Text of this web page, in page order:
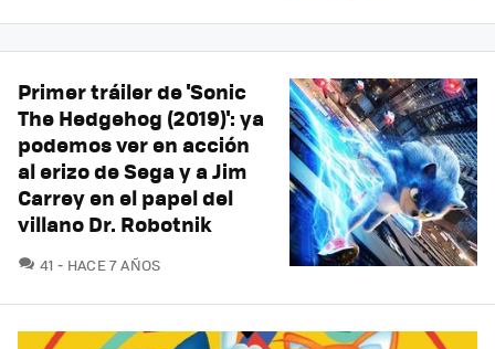
Primer tráiler de 'Sonic
The Hedgehog (2019)': ya
podemos ver en acción
al erizo de Sega y a Jim
Carrey en el papel del
villano Dr. Robotnik
41 COMENTARIOS
HACE 7 AÑOS